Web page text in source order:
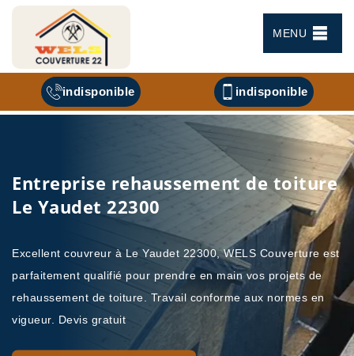
MENU
indisponible indisponible
Entreprise rehaussement de toiture
Le Yaudet 22300
Excellent couvreur à Le Yaudet 22300, WELS Couverture est
parfaitement qualifié pour prendre en main vos projets de
rehaussement de toiture. Travail conforme aux normes en
vigueur. Devis gratuit